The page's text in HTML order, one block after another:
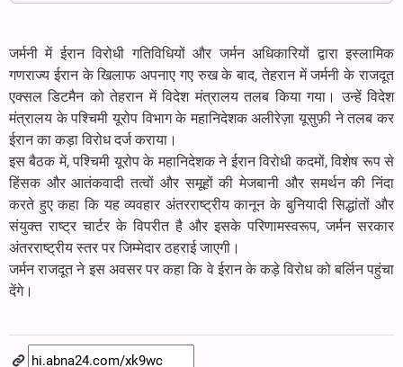
जर्मनी में ईरान विरोधी गतिविधियों और जर्मन अधिकारियों द्वारा इस्लामिक
गणराज्य ईरान के खिलाफ अपनाए गए रुख के बाद, तेहरान में जर्मनी के राजदूत
एक्सल डिटमैन को तेहरान में विदेश मंत्रालय तलब किया गया। उन्हें विदेश
मंत्रालय के पश्चिमी यूरोप विभाग के महानिदेशक अलीरेज़ा यूसुफ़ी ने तलब कर
ईरान का कड़ा विरोध दर्ज कराया।
इस बैठक में, पश्चिमी यूरोप के महानिदेशक ने ईरान विरोधी कदमों, विशेष रूप से
हिंसक और आतंकवादी तत्वों और समूहों की मेजबानी और समर्थन की निंदा
करते हुए कहा कि यह व्यवहार अंतरराष्ट्रीय कानून के बुनियादी सिद्धांतों और
संयुक्त राष्ट्र चार्टर के विपरीत है और इसके परिणामस्वरूप, जर्मन सरकार
अंतरराष्ट्रीय स्तर पर जिम्मेदार ठहराई जाएगी।
जर्मन राजदूत ने इस अवसर पर कहा कि वे ईरान के कड़े विरोध को बर्लिन पहुंचा
देंगे।